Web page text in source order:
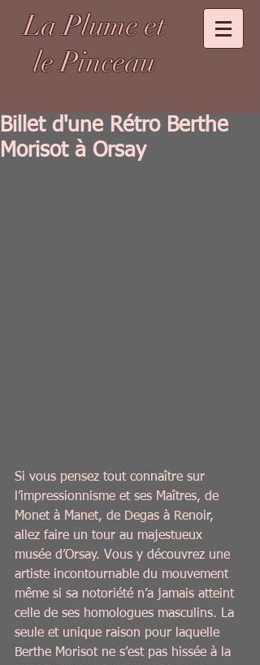
La Plume et
le Pinceau
Billet d'une Rétro Berthe
Morisot à Orsay
Si vous pensez tout connaître sur
l’impressionnisme et ses Maîtres, de
Monet à Manet, de Degas à Renoir,
allez faire un tour au majestueux
musée d’Orsay. Vous y découvrez une
artiste incontournable du mouvement
même si sa notoriété n’a jamais atteint
celle de ses homologues masculins. La
seule et unique raison pour laquelle
Berthe Morisot ne s’est pas hissée à la